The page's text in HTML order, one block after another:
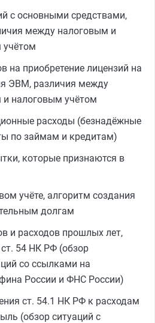
с основными средствами,
между налоговым и
учётом
на приобретение лицензий на
ЭВМ, различия между
и налоговым учётом
расходы (безнадёжные
по займам и кредитам)
которые признаются в
учёте, алгоритм создания
долгам
и расходов прошлых лет,
54 НК РФ (обзор
со ссылками на
России и ФНС России)
ст. 54.1 НК РФ к расходам
(обзор ситуаций с